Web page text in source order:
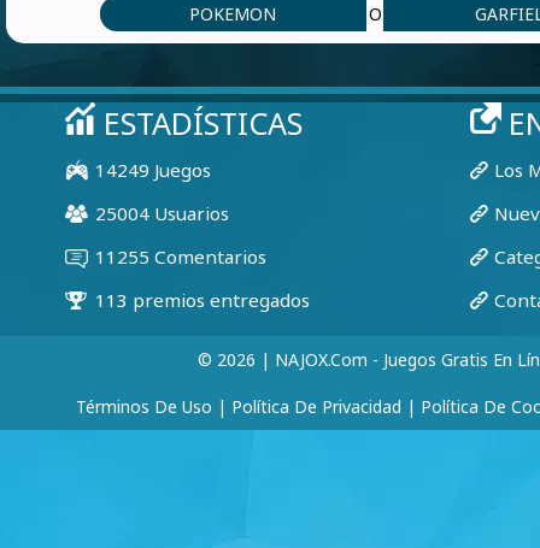
POKEMON O
© 2026 | NAJOX.com - Juegos Gratis En
Términos De Uso | Política De Privacidad | Política De